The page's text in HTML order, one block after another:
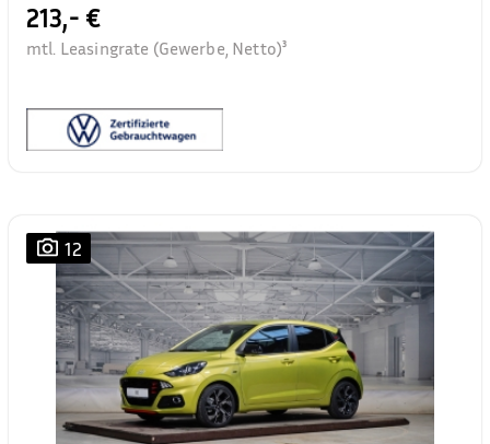
213,- €
mtl. Leasingrate (Gewerbe, Netto)³
12